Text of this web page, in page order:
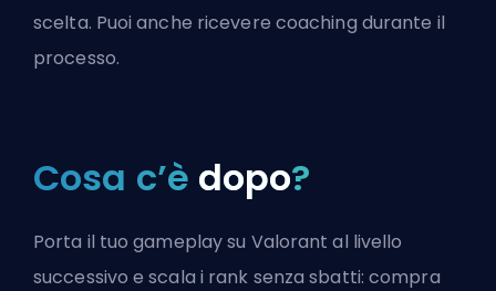
scelta. Puoi anche ricevere coaching durante il
processo.
Cosa c’è dopo?
Porta il tuo gameplay su Valorant al livello
successivo e scala i rank senza sbatti: compra